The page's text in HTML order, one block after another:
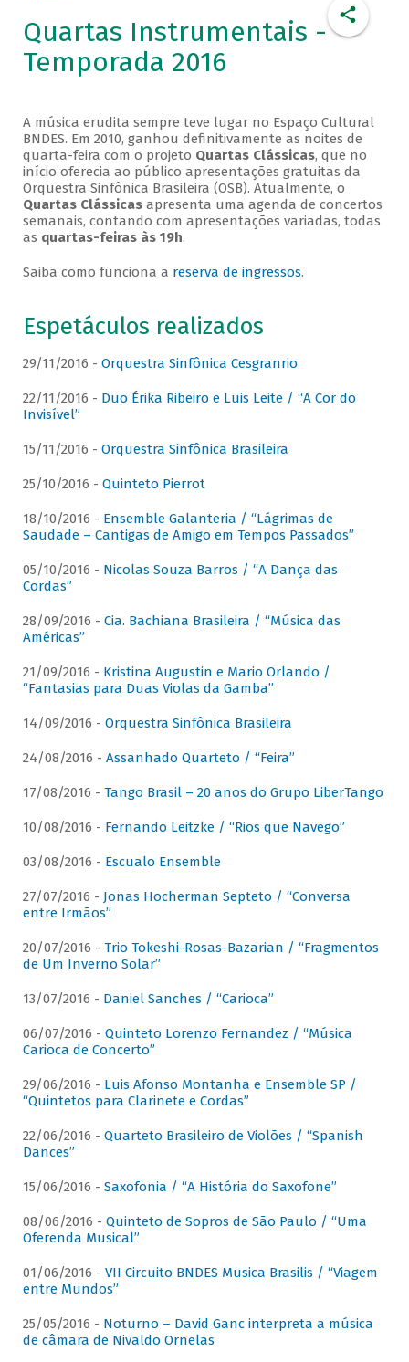
Quartas Instrumentais -
Temporada 2016
A música erudita sempre teve lugar no Espaço Cultural
BNDES. Em 2010, ganhou definitivamente as noites de
quarta-feira com o projeto Quartas Clássicas, que no
início oferecia ao público apresentações gratuitas da
Orquestra Sinfônica Brasileira (OSB). Atualmente, o
Quartas Clássicasapresenta uma agenda de concertos
semanais, contando com apresentações variadas, todas
as quartas-feiras às 19h.
Saiba como funciona a reserva de ingressos.
Espetáculos realizados
29/11/2016 - Orquestra Sinfônica Cesgranrio
22/11/2016 - Duo Érika Ribeiro e Luis Leite / “A Cor do
Invisível”
15/11/2016 - Orquestra Sinfônica Brasileira
25/10/2016 - Quinteto Pierrot
18/10/2016 - Ensemble Galanteria / “Lágrimas de
Saudade – Cantigas de Amigo em Tempos Passados”
05/10/2016 - Nicolas Souza Barros / “A Dança das
Cordas”
28/09/2016 - Cia. Bachiana Brasileira / “Música das
Américas”
21/09/2016 - Kristina Augustin e Mario Orlando /
“Fantasias para Duas Violas da Gamba”
14/09/2016 - Orquestra Sinfônica Brasileira
24/08/2016 - Assanhado Quarteto / “Feira”
17/08/2016 - Tango Brasil – 20 anos do Grupo LiberTango
10/08/2016 - Fernando Leitzke / “Rios que Navego”
03/08/2016 - Escualo Ensemble
27/07/2016 - Jonas Hocherman Septeto / “Conversa
entre Irmãos”
20/07/2016 - Trio Tokeshi-Rosas-Bazarian / “Fragmentos
de Um Inverno Solar”
13/07/2016 - Daniel Sanches / “Carioca”
06/07/2016 - Quinteto Lorenzo Fernandez / “Música
Carioca de Concerto”
29/06/2016 - Luis Afonso Montanha e Ensemble SP /
“Quintetos para Clarinete e Cordas”
22/06/2016 - Quarteto Brasileiro de Violões / “Spanish
Dances”
15/06/2016 - Saxofonia / “A História do Saxofone”
08/06/2016 - Quinteto de Sopros de São Paulo / “Uma
Oferenda Musical”
01/06/2016 - VII Circuito BNDES Musica Brasilis / “Viagem
entre Mundos”
25/05/2016 - Noturno – David Ganc interpreta a música
de câmara de Nivaldo Ornelas